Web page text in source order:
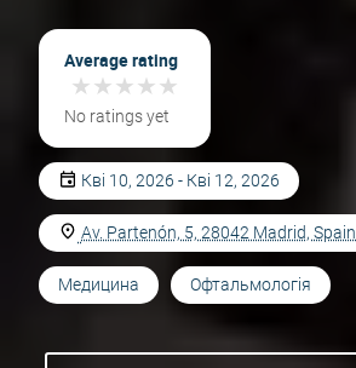
Average rating
★★★★★
★★★★★
No ratings yet
Кві 10, 2026 - Кві 12, 2026
Av. Partenón, 5, 28042 Madrid, Spain
Медицина Офтальмологія